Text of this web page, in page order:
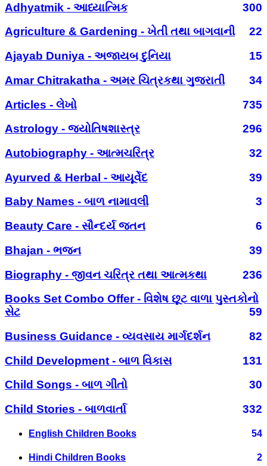
Adhyatmik - આધ્યાત્મિક
300
Agriculture & Gardening - ખેતી તથા બાગવાની
22
Ajayab Duniya - અજાયબ દુનિયા
15
Amar Chitrakatha - અમર ચિત્રકથા ગુજરાતી
34
Articles - લેખો
735
Astrology - જ્યોતિષશાસ્ત્ર
296
Autobiography - આત્મચરિત્ર
32
Ayurved & Herbal - આયૂર્વેદ
39
Baby Names - બાળ નામાવલી
3
Beauty Care - સૌન્દર્ય જતન
6
Bhajan - ભજન
39
Biography - જીવન ચરિત્ર તથા આત્મકથા
236
Books Set Combo Offer - વિશેષ છૂટ વાળા પુસ્તકોનો
સેટ
59
Business Guidance - વ્યવસાય માર્ગદર્શન
82
Child Development - બાળ વિકાસ
131
Child Songs - બાળ ગીતો
30
Child Stories - બાળવાર્તા
332
English Children Books 54
Hindi Children Books 2